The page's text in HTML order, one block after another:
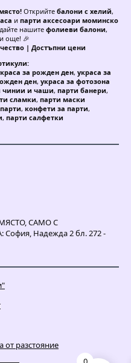
Открийте балони с хелий,
и парти аксесоари моминско
нашитефолиеви балони,
и още! 🎉
| Достъпни цени
за рожден ден, украса за
ден, украса за фотозона
чинии и чаши, парти банери,
сламки, парти маски
, конфети за парти,
, парти салфетки
САМО С
Надежда 2 бл. 272 -
от разстояние